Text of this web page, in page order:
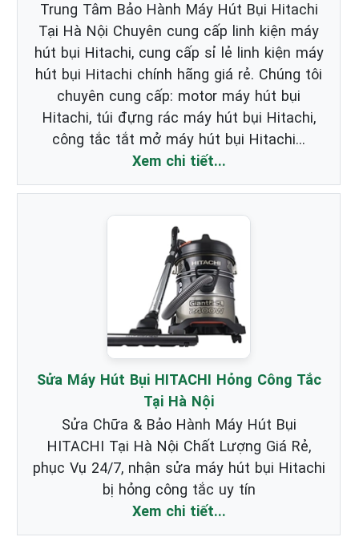
Trung Tâm Bảo Hành Máy Hút Bụi Hitachi
Tại Hà Nội Chuyên cung cấp linh kiện máy
hút bụi Hitachi, cung cấp sỉ lẻ linh kiện máy
hút bụi Hitachi chính hãng giá rẻ. Chúng tôi
chuyên cung cấp: motor máy hút bụi
Hitachi, túi đựng rác máy hút bụi Hitachi,
công tắc tắt mở máy hút bụi Hitachi…
Xem chi tiết...
Sửa Máy Hút Bụi HITACHI Hỏng Công Tắc
Tại Hà Nội
Sửa Chữa & Bảo Hành Máy Hút Bụi
HITACHI Tại Hà Nội Chất Lượng Giá Rẻ,
phục Vụ 24/7, nhận sửa máy hút bụi Hitachi
bị hỏng công tắc uy tín
Xem chi tiết...